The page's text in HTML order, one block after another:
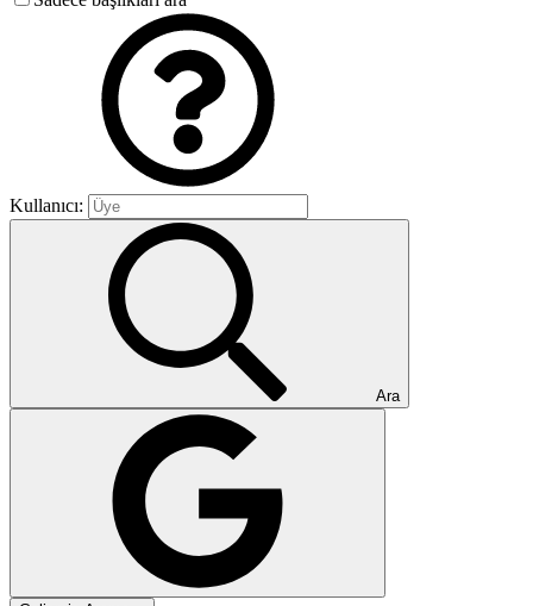
Kullanıcı:
Ara